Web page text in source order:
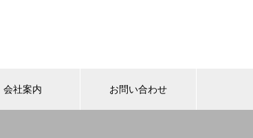
会社案内 お問い合わせ